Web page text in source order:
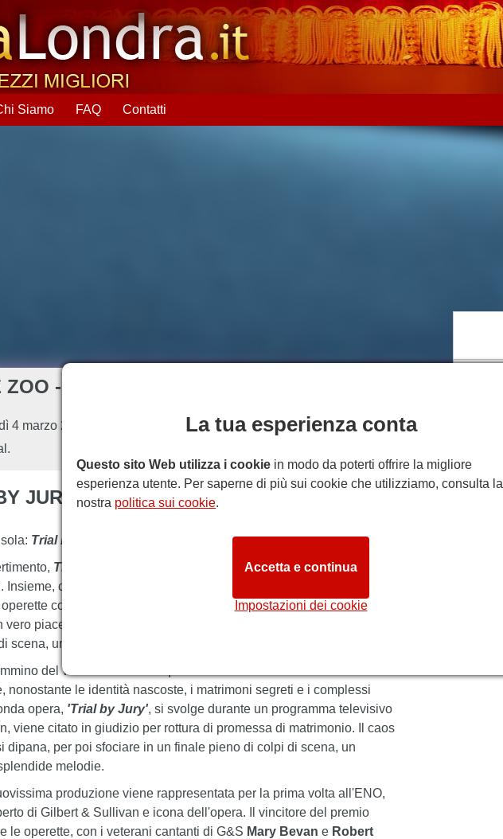
Siamo FAQ Contatti
- ENGLISH NATIONAL OPERA
4 marzo 2027 Rappresentazioni fino a: venerdì 12 marzo 2027
JURY & THE ZOO - ENGLISH NATIONAL
Trial by Jury e The Zoo
al London Coliseum.
Trial by Jury & The Zoo Gilbert & Sullivanalla ribalta,
costituiscono il prequel e il sequel della stessa storia,
comiche perfettamente complementari. Entrambe vengono
piacere assistere a queste produzioni spiritose ed estremamente
scena, una dopo l'altra.
del vero amore non è quasi mai facile. In
nonostante le identità nascoste, i matrimoni segreti e i complessi
opera, 'Trial by Jury', si svolge durante un programma televisivo
viene citato in giudizio per rottura di promessa di matrimonio. Il caos
dipana, per poi sfociare in un finale pieno di colpi di scena, un
melodie.
produzione viene rappresentata per la prima volta all'ENO,
di Gilbert & Sullivan e icona dell'opera. Il vincitore del premio
le operette, con i veterani cantanti di G&S Mary Bevan e Robert
La tua esperienza conta
Questo sito Web utilizza i cookie in modo da poterti offrire la migliore
esperienza utente. Per saperne di più sui cookie che utilizziamo, consulta la
nostra politica sui cookie.
Impostazioni dei cookie
Accetta e continua